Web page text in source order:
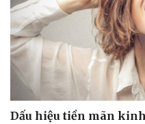
Dấu hiệu tiền mãn